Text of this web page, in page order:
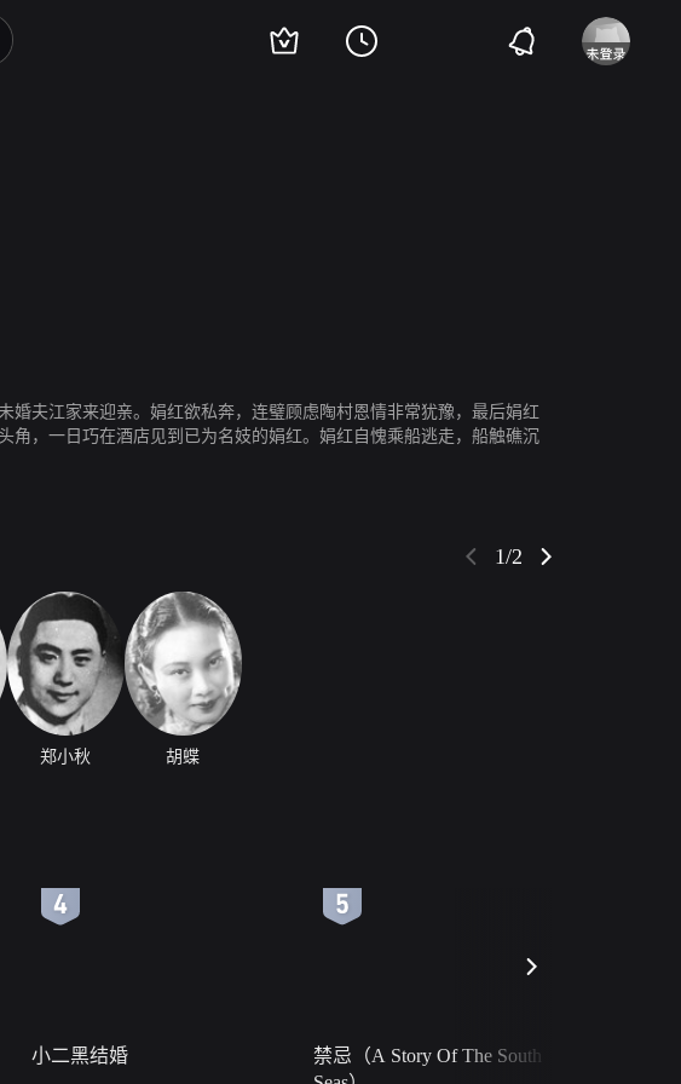
夫江家来迎亲。娟红欲私奔，连璧顾虑陶村恩情非常犹豫，最后娟红
，一日巧在酒店见到已为名妓的娟红。娟红自愧乘船逃走，船触礁沉
1/2
郑小秋 胡蝶
小二黑结婚
禁忌（A Story Of The South